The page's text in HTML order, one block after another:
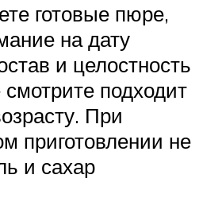
готовые пюре,
на дату
и целостность
подходит
При
приготовлении не
и сахар